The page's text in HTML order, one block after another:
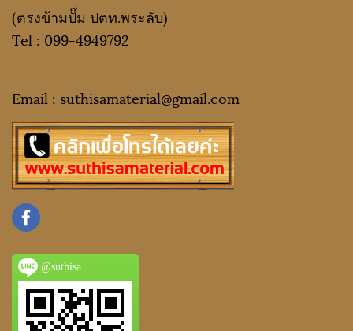
(ตรงข้ามปั๊ม ปตท.พระลับ)
Tel : 099-4949792
Email : suthisamaterial@gmail.com
@suthisa